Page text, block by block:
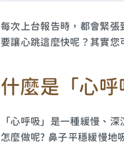
每次上台報告時，都會緊
要讓心跳這麼快呢？其實您
什麼是「心呼
「心呼吸」是一種緩慢、
怎麼做呢? 鼻子平穩緩慢地